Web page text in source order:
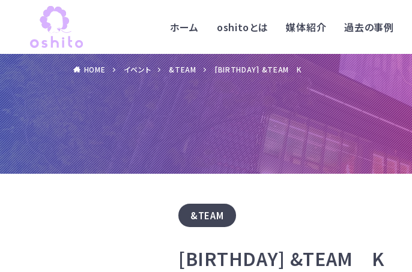
ホーム oshitoとは 媒体紹介 過去の事例
HOME イベント &TEAM [BIRTHDAY] &TEAM K
&TEAM
[BIRTHDAY] &TEAM K